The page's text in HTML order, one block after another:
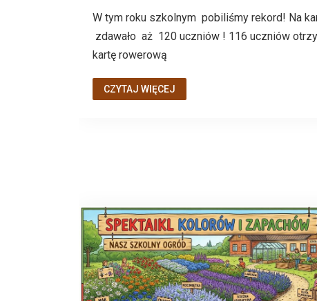
W tym roku szkolnym pobiliśmy rekord! Na
zdawało aż 120 uczniów ! 116 uczniów
kartę rowerową
CZYTAJ WIĘCEJ